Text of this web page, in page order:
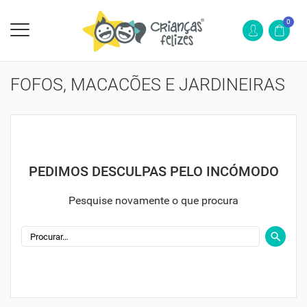
0
FOFOS, MACACÕES E JARDINEIRAS
PEDIMOS DESCULPAS PELO INCÓMODO
Pesquise novamente o que procura